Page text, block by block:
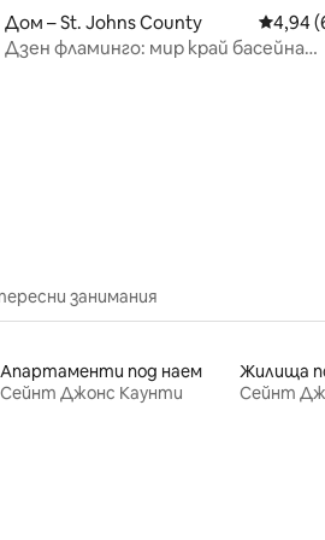
5 от 5, 50 отзива
Дом – St. Johns County
4,94
Дзен фламинго: мир край басейна
занимания
Апартаменти под наем
Сейнт Джонс Каунти
Жилища
Сейнт